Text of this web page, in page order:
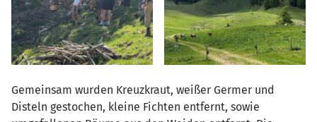
Gemeinsam wurden Kreuzkraut, weißer Germer und
Disteln gestochen, kleine Fichten entfernt, sowie